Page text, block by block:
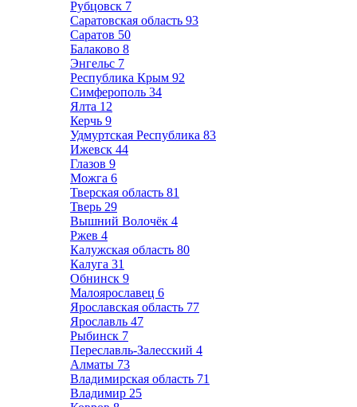
Рубцовск 7
Саратовская область 93
Саратов 50
Балаково 8
Энгельс 7
Республика Крым 92
Симферополь 34
Ялта 12
Керчь 9
Удмуртская Республика 83
Ижевск 44
Глазов 9
Можга 6
Тверская область 81
Тверь 29
Вышний Волочёк 4
Ржев 4
Калужская область 80
Калуга 31
Обнинск 9
Малоярославец 6
Ярославская область 77
Ярославль 47
Рыбинск 7
Переславль-Залесский 4
Алматы 73
Владимирская область 71
Владимир 25